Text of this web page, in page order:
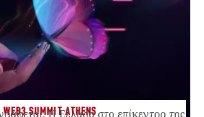
WEB3 SUMMIT ATHENS
Η Ελλάδα στο επίκεντρο της